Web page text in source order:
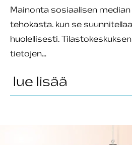
Mainonta sosiaalisen
tehokasta. kun se
huolellisesti.
tietojen…
lue lisää